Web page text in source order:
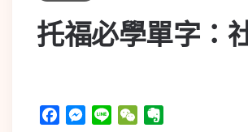
托福必學單字：
FacebookMessenger
Line WeChat